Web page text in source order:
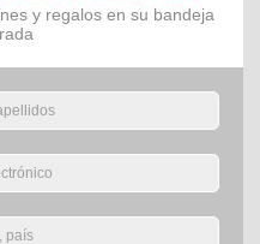
y regalos en su bandeja